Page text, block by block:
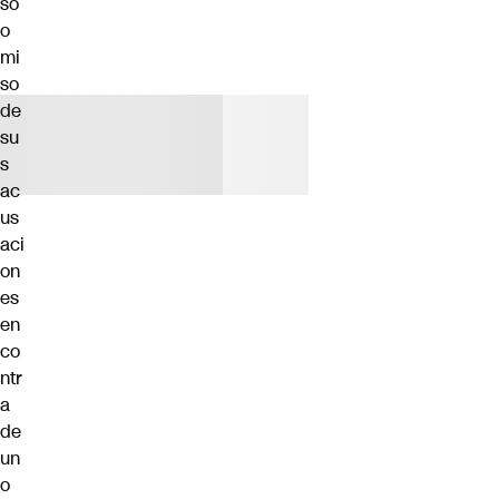
o
mi
so
de
su
s
ac
us
aci
on
es
en
co
ntr
a
de
un
o